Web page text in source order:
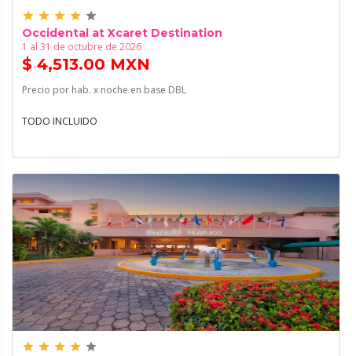
grade grade grade grade grade
Occidental at Xcaret Destination
1 al 31 de octubre de 2026
$ 4,513.00 MXN
Precio por hab. x noche en base DBL
TODO INCLUIDO
grade grade grade grade grade